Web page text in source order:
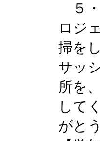
５・
ロジ
掃を
サッ
所を
して
がと